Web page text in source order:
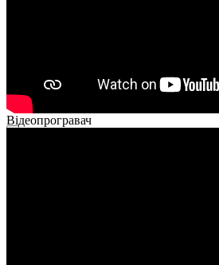
Відеопрогравач